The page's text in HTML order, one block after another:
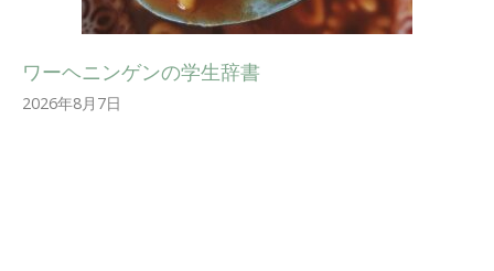
ワーヘニンゲンの学生辞書
2026年8月7日